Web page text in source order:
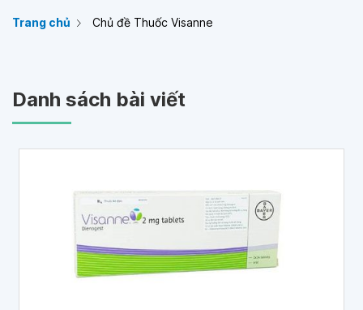
Trang chủ Chủ đề Thuốc Visanne
Danh sách bài viết